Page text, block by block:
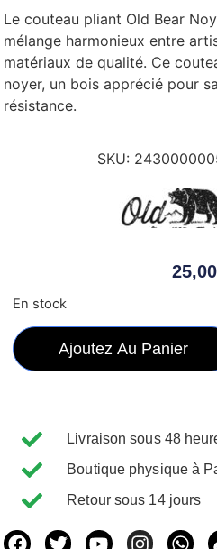
Le couteau pliant Old Bear
mélange harmonieux entre
matériaux de qualité. Ce
noyer, un bois apprécié pour
résistance.
SKU:
25,00
En stock
Ajoutez Au Panier
Livraison sous 48
Boutique physique à
Retour sous 14 jours